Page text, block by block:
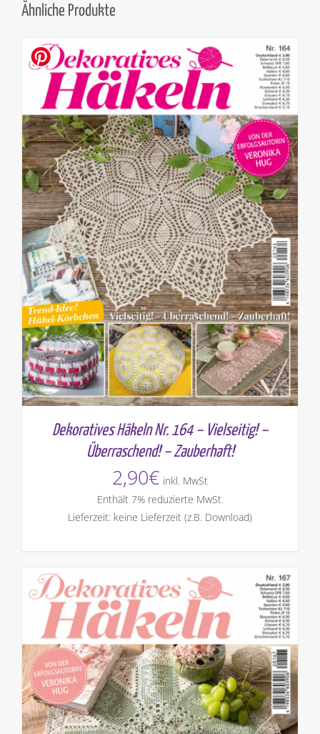
Ähnliche Produkte
Dekoratives Häkeln Nr. 164 – Vielseitig! –
Überraschend! – Zauberhaft!
2,90€ inkl. MwSt
Enthält 7% reduzierte MwSt.
Lieferzeit: keine Lieferzeit (z.B. Download)